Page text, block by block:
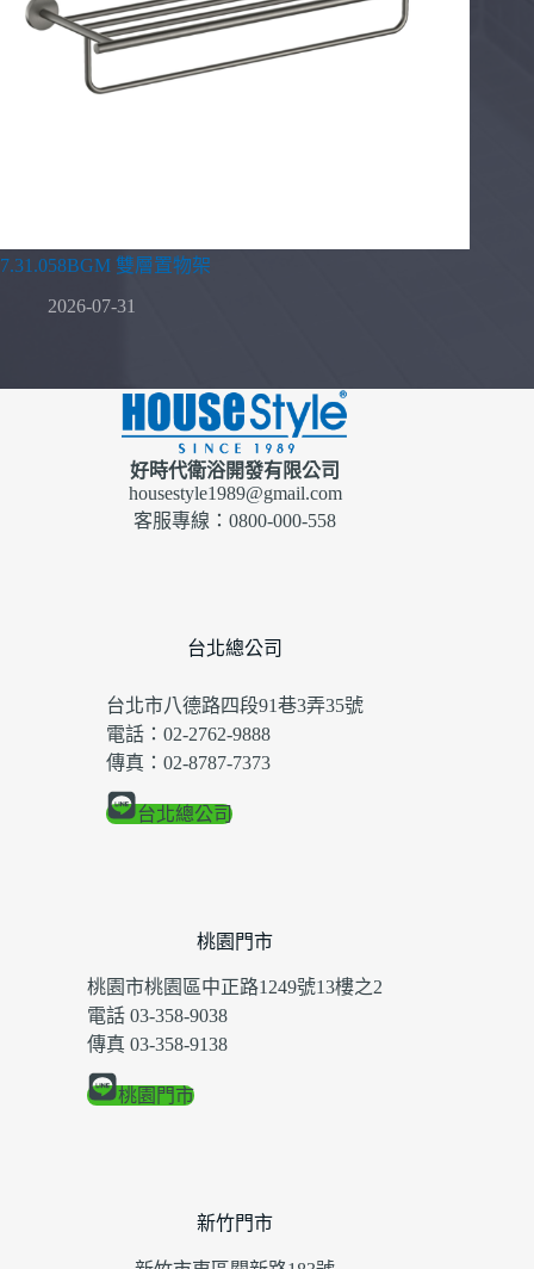
7.31.058BGM 雙層置物架
2026-07-31
好時代衛浴開發有限公司
housestyle1989@gmail.com
客服專線：0800-000-558
台北總公司
台北市八德路四段91巷3弄35號
電話：02-2762-9888
傳真：02-8787-7373
台北總公司
桃園門市
桃園市桃園區中正路1249號13樓之2
電話 03-358-9038
傳真 03-358-9138
桃園門市
新竹門市